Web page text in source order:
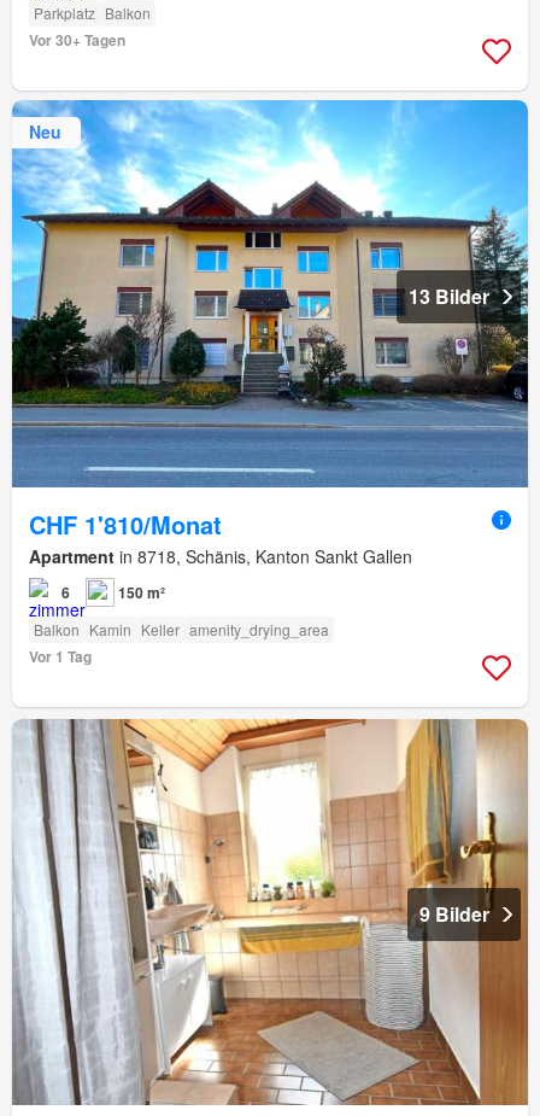
Parkplatz Balkon
Vor 30+ Tagen
Neu
13 Bilder
CHF 1'810/Monat
Apartment in 8718, Schänis, Kanton Sankt Gallen
6 150 m²
Balkon Kamin Keller amenity_drying_area
Vor 1 Tag
9 Bilder